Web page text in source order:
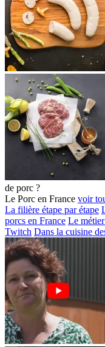
de porc ?
Le Porc en France voir
La filière étape par étape
porcs en France Le
Twitch Dans la cuisine